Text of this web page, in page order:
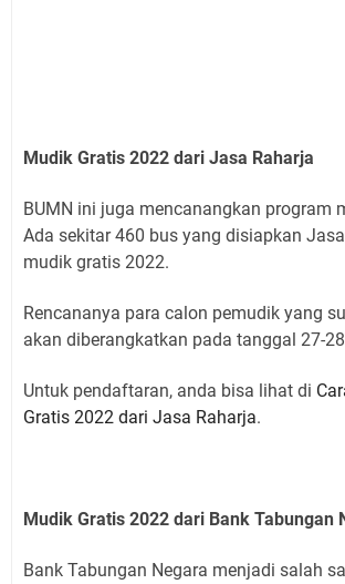
Mudik Gratis 2022 dari Jasa Raharja
BUMN ini juga mencanangkan program
Ada sekitar 460 bus yang disiapkan
mudik gratis 2022.
Rencananya para calon pemudik yang
akan diberangkatkan pada tanggal 27-
Untuk pendaftaran, anda bisa lihat di
Gratis 2022 dari Jasa Raharja.
Mudik Gratis 2022 dari Bank Tabungan
Bank Tabungan Negara menjadi salah